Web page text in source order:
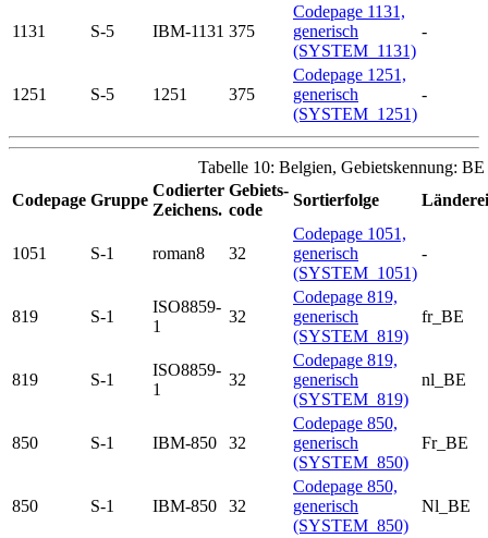
1131 S-5 IBM-1131 375
Codepage 1131,
generisch
(SYSTEM_1131)
-
1251 S-5 1251 375
Codepage 1251,
generisch
(SYSTEM_1251)
-
Tabelle 10: Belgien, Gebietskennung: BE
Codepage Gruppe
Codierter
Zeichens.
Gebiets-
code
Sortierfolge
1051 S-1 roman8 32
Codepage 1051,
generisch
(SYSTEM_1051)
-
819 S-1
ISO8859-
1
32
Codepage 819,
generisch
(SYSTEM_819)
fr_BE
819 S-1
ISO8859-
1
32
Codepage 819,
generisch
(SYSTEM_819)
nl_BE
850 S-1 IBM-850 32
Codepage 850,
generisch
(SYSTEM_850)
Fr_BE
850 S-1 IBM-850 32
Codepage 850,
generisch
(SYSTEM_850)
Nl_BE